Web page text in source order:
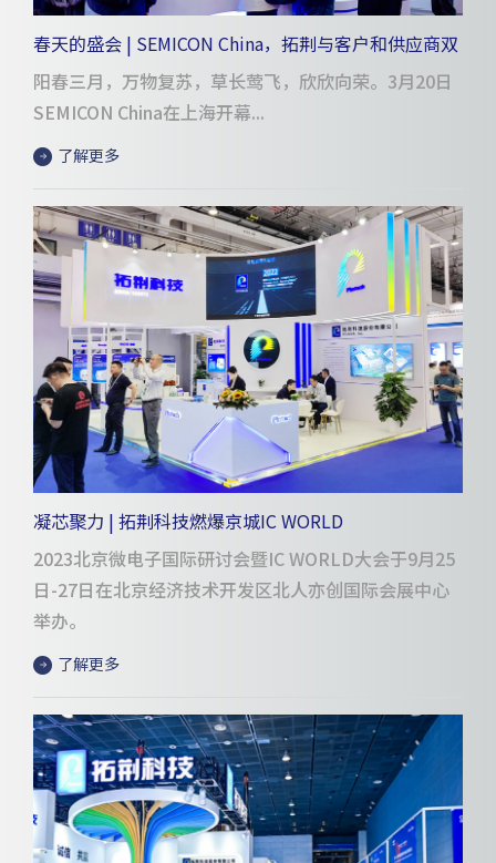
春天的盛会 | SEMICON China，拓荆与客户和供应商双
向奔赴
阳春三月，万物复苏，草长莺飞，欣欣向荣。3月20日
SEMICON China在上海开幕...
了解更多
凝芯聚力 | 拓荆科技燃爆京城IC WORLD
2023北京微电子国际研讨会暨IC WORLD大会于9月25
日-27日在北京经济技术开发区北人亦创国际会展中心
举办。
了解更多